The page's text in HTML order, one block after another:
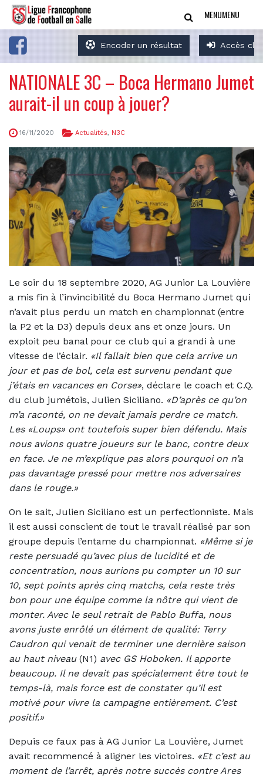
Encoder un résultat Accès
MENUMENU
NATIONALE 3C – Boca Hermano Jumet
aurait-il un coup à jouer?
16/11/2020 Actualités, N3C
Le soir du 18 septembre 2020, AG Junior La Louvière
a mis fin à l’invincibilité du Boca Hermano Jumet qui
n’avait plus perdu un match en championnat (entre
la P2 et la D3) depuis deux ans et onze jours. Un
exploit peu banal pour ce club qui a grandi à une
vitesse de l’éclair. «Il fallait bien que cela arrive un
jour et pas de bol, cela est survenu pendant que
j’étais en vacances en Corse», déclare le coach et C.Q.
du club jumétois, Julien Siciliano. «D’après ce qu’on
m’a raconté, on ne devait jamais perdre ce match.
Les «Loups» ont toutefois super bien défendu. Mais
nous avions quatre joueurs sur le banc, contre deux
en face. Je ne m’explique pas alors pourquoi on n’a
pas davantage pressé pour mettre nos adversaires
dans le rouge.»
On le sait, Julien Siciliano est un perfectionniste. Mais
il est aussi conscient de tout le travail réalisé par son
groupe depuis l’entame du championnat. «Même si je
reste persuadé qu’avec plus de lucidité et de
concentration, nous aurions pu compter un 10 sur
10, sept points après cinq matchs, cela reste très
bon pour une équipe comme la nôtre qui vient de
monter. Avec le seul retrait de Pablo Buffa, nous
avons juste enrôlé un élément de qualité: Terry
Caudron qui venait de terminer une dernière saison
au haut niveau(N1) avec GS Hoboken. Il apporte
beaucoup. Il ne devait pas spécialement être tout le
temps-là, mais force est de constater qu’il est
motivé pour vivre la campagne entièrement. C’est
positif.»
Depuis ce faux pas à AG Junior La Louvière, Jumet
avait recommencé à aligner les victoires. «Et c’est au
moment de l’arrêt, après notre succès contre Ares